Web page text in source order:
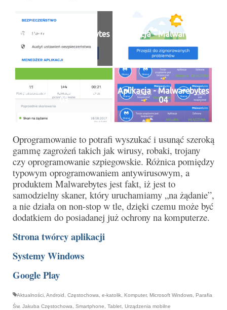
Odpust 2021
Kościół Stacyjny Wielkiego Postu 2021
Pierwsza Komunia Święta
Pierwsza Komunia Święta – Grupa 1
Pierwsza Komunia Święta – Grupa 2
Boże Ciało
Galerie 2020
Uroczystość Św. Jakuba Apostoła 2020
Wizytacja Kanoniczna 21.06.2020
GODZINA ŚWIĘTA W ŚWIĘTO
MIŁOSIERDZIA BOŻEGO
Opłatek Wspólnot Parafialnych
Galerie 2019
Aplikacja - Malwarebytes
01
Aplikacja - Malwarebytes
Aplikacja - Malwarebytes
03
Aplikacja - Malwarebytes
04
Oprogramowanie to potrafi wyszukać i usunąć szeroką
gammę zagrożeń takich jak wirusy, robaki, trojany
czy oprogramowanie szpiegowskie. Różnica pomiędzy
typowym oprogramowaniem antywirusowym, a
produktem Malwarebytes jest fakt, iż jest to
samodzielny skaner, który uruchamiamy „na żądanie”,
a nie działa on non-stop w tle, dzięki czemu może być
dodatkiem do posiadanej już ochrony na komputerze.
Strona twórcy aplikacji
Systemy Windows
Google Play
Aktualności, Android, Częstochowa, e-katolik, Komputer, Microsoft Windows, Parafia
Św. Jakuba Częstochowa, Smartphone, Tablet, Urządzenia mobilne